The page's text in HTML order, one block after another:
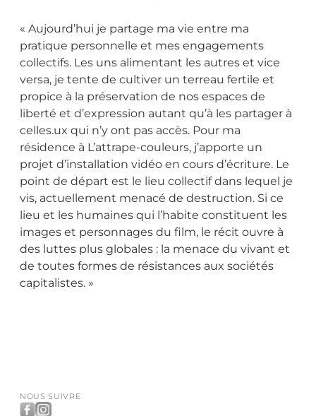
« Aujourd’hui je partage ma vie entre ma
pratique personnelle et mes engagements
collectifs. Les uns alimentant les autres et vice
versa, je tente de cultiver un terreau fertile et
propice à la préservation de nos espaces de
liberté et d’expression autant qu’à les partager à
celles.ux qui n’y ont pas accès. Pour ma
résidence à L’attrape-couleurs, j’apporte un
projet d’installation vidéo en cours d’écriture. Le
point de départ est le lieu collectif dans lequel je
vis, actuellement menacé de destruction. Si ce
lieu et les humaines qui l’habite constituent les
images et personnages du film, le récit ouvre à
des luttes plus globales : la menace du vivant et
de toutes formes de résistances aux sociétés
capitalistes. »
NOUS SUIVRE